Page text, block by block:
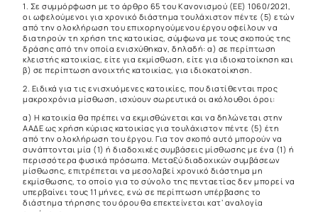
1. Σε συμμόρφωση με το άρθρο 65 του Κανονισμού (ΕΕ) 1060/2021,
οι ωφελούμενοι για χρονικό διάστημα τουλάχιστον πέντε (5) ετών
από την ολοκλήρωση του επιχορηγούμενου έργου οφείλουν να
διατηρούν τη χρήση της κατοικίας, σύμφωνα με τους σκοπούς της
δράσης από την οποία ενισχύθηκαν, δηλαδή: α) σε περίπτωση
κλειστής κατοικίας, είτε για εκμίσθωση, είτε για ιδιοκατοίκηση και
β) σε περίπτωση ανοιχτής κατοικίας, για ιδιοκατοίκηση.
2. Ειδικά για τις ενισχυόμενες κατοικίες, που διατίθενται προς
μακροχρόνια μίσθωση, ισχύουν σωρευτικά οι ακόλουθοι όροι:
α) Η κατοικία θα πρέπει να εκμισθώνεται και να δηλώνεται στην
ΑΑΔΕ ως χρήση κύριας κατοικίας για τουλάχιστον πέντε (5) έτη
από την ολοκλήρωση του έργου. Για τον σκοπό αυτό μπορούν να
συνάπτονται μία (1) ή διαδοχικές συμβάσεις μίσθωσης με ένα (1) ή
περισσότερα φυσικά πρόσωπα. Μεταξύ διαδοχικών συμβάσεων
μίσθωσης, επιτρέπεται να μεσολαβεί χρονικό διάστημα μη
εκμίσθωσης, το οποίο για το σύνολο της πενταετίας δεν μπορεί να
υπερβαίνει τους 11 μήνες, ενώ σε περίπτωση υπέρβασης το
διάστημα τήρησης του όρου θα επεκτείνεται κατ’ αναλογία